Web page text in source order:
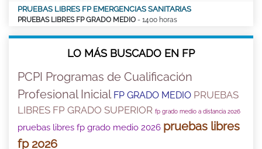
PRUEBAS LIBRES FP EMERGENCIAS SANITARIAS
PRUEBAS LIBRES FP GRADO MEDIO - 1400 horas
LO MÁS BUSCADO EN FP
PCPI Programas de Cualificación
Profesional Inicial FP GRADO MEDIO PRUEBAS
LIBRES FP GRADO SUPERIOR fp grado medio a distancia 2026
pruebas libres fp grado medio 2026 pruebas libres
fp 2026